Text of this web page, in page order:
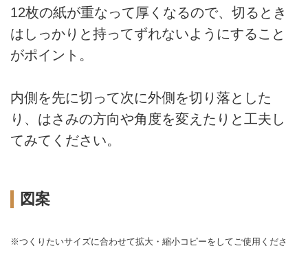
12枚の紙が重なって厚くなるので、切るとき
はしっかりと持ってずれないようにすること
がポイント。
内側を先に切って次に外側を切り落とした
り、はさみの方向や角度を変えたりと工夫し
てみてください。
図案
※つくりたいサイズに合わせて拡大・縮小コピーをしてご使用くださ